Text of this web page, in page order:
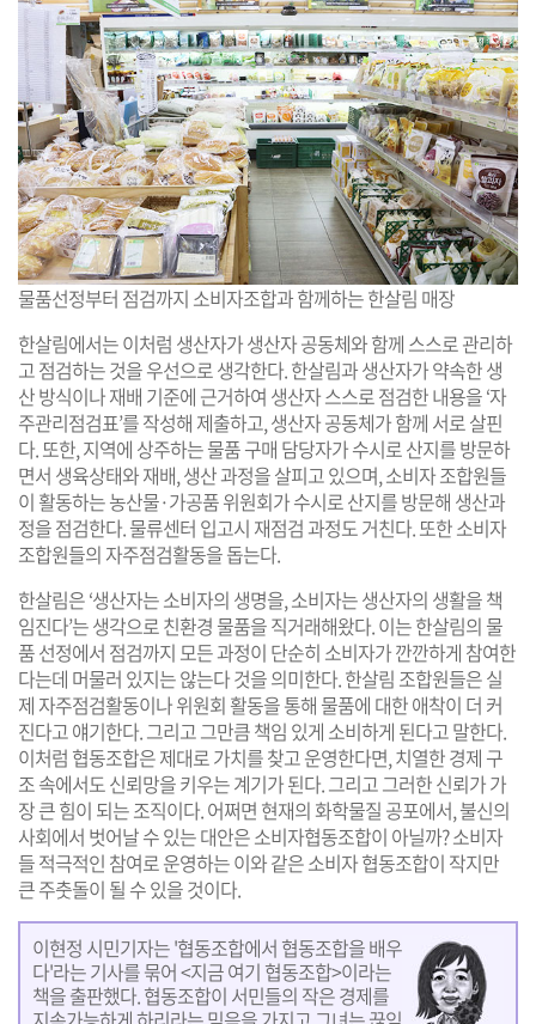
물품선정부터 점검까지 소비자조합과 함께하는 한살림 매장
한살림에서는 이처럼 생산자가 생산자 공동체와 함께 스스로 관리하
고 점검하는 것을 우선으로 생각한다. 한살림과 생산자가 약속한 생
산 방식이나 재배 기준에 근거하여 생산자 스스로 점검한 내용을 ‘자
주관리점검표’를 작성해 제출하고, 생산자 공동체가 함께 서로 살핀
다. 또한, 지역에 상주하는 물품 구매 담당자가 수시로 산지를 방문하
면서 생육상태와 재배, 생산 과정을 살피고 있으며, 소비자 조합원들
이 활동하는 농산물·가공품 위원회가 수시로 산지를 방문해 생산과
정을 점검한다. 물류센터 입고시 재점검 과정도 거친다. 또한 소비자
조합원들의 자주점검활동을 돕는다.
한살림은 ‘생산자는 소비자의 생명을, 소비자는 생산자의 생활을 책
임진다’는 생각으로 친환경 물품을 직거래해왔다. 이는 한살림의 물
품 선정에서 점검까지 모든 과정이 단순히 소비자가 깐깐하게 참여한
다는데 머물러 있지는 않는다 것을 의미한다. 한살림 조합원들은 실
제 자주점검활동이나 위원회 활동을 통해 물품에 대한 애착이 더 커
진다고 얘기한다. 그리고 그만큼 책임 있게 소비하게 된다고 말한다.
이처럼 협동조합은 제대로 가치를 찾고 운영한다면, 치열한 경제 구
조 속에서도 신뢰망을 키우는 계기가 된다. 그리고 그러한 신뢰가 가
장 큰 힘이 되는 조직이다. 어쩌면 현재의 화학물질 공포에서, 불신의
사회에서 벗어날 수 있는 대안은 소비자협동조합이 아닐까? 소비자
들 적극적인 참여로 운영하는 이와 같은 소비자 협동조합이 작지만
큰 주춧돌이 될 수 있을 것이다.
이현정 시민기자는 '협동조합에서 협동조합을 배우
다'라는 기사를 묶어 <지금 여기 협동조합>이라는
책을 출판했다. 협동조합이 서민들의 작은 경제를